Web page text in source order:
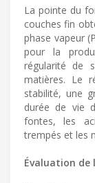
La pointe du
couches fin
phase vapeur
pour la
régularité de
matières. Le
stabilité, une
durée de vie
fontes, les
trempés et les
Évaluation de